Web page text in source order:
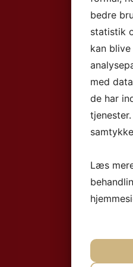
bedre
statistik
kan
med
de har
Læs